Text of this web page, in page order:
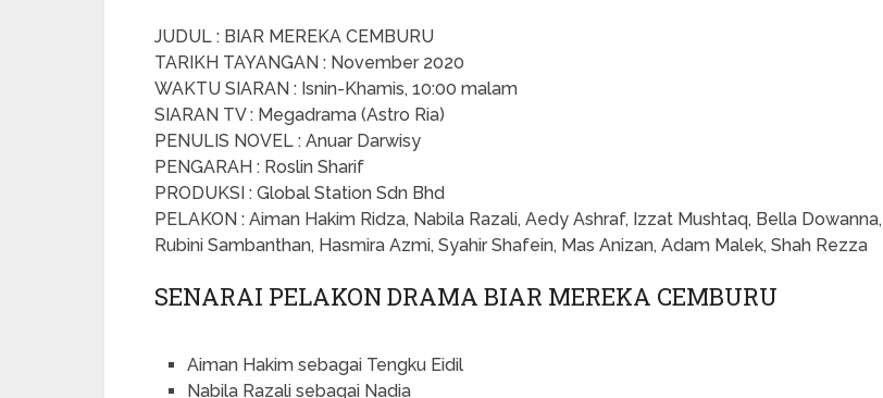
JUDUL : BIAR MEREKA CEMBURU
TARIKH TAYANGAN : November 2020
WAKTU SIARAN : Isnin-Khamis, 10:00 malam
SIARAN TV : Megadrama (Astro Ria)
PENULIS NOVEL : Anuar Darwisy
PENGARAH : Roslin Sharif
PRODUKSI : Global Station Sdn Bhd
PELAKON : Aiman Hakim Ridza, Nabila Razali, Aedy Ashraf, Izzat Mushtaq, Bella Dowanna,
Rubini Sambanthan, Hasmira Azmi, Syahir Shafein, Mas Anizan, Adam Malek, Shah Rezza
SENARAI PELAKON DRAMA BIAR MEREKA CEMBURU
Aiman Hakim sebagai Tengku Eidil
Nabila Razali sebagai Nadia